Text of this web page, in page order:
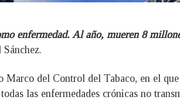
enfermedad. Al año, mueren 8
del Control del Tabaco, en el
las enfermedades crónicas no